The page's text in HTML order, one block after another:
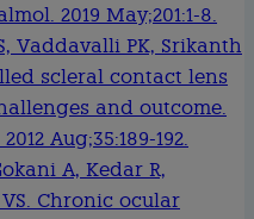
2019 May;201:1-8.
Vaddavalli PK, Srikanth
scleral contact lens
and outcome.
Aug;35:189-192.
A, Kedar R,
Chronic ocular